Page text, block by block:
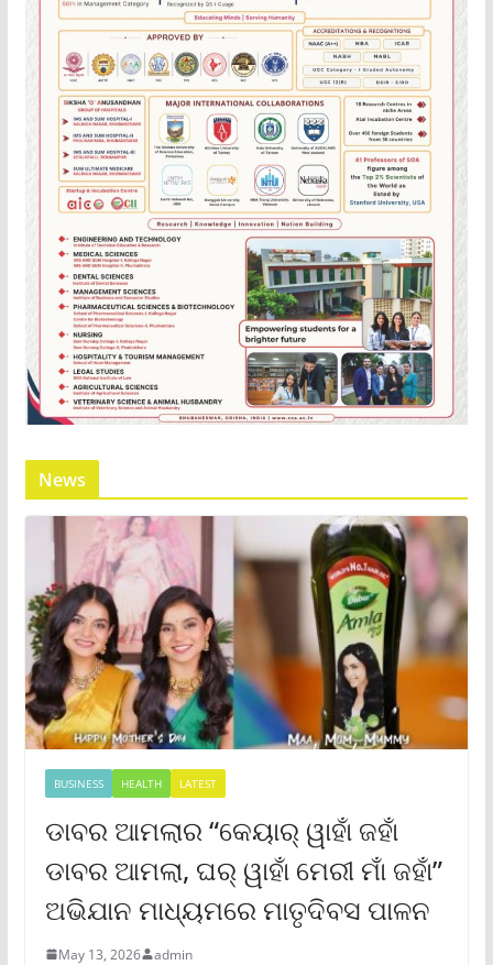
News
BUSINESS HEALTH LATEST
ଡାବର ଆମଲାର “କେୟାର୍ ୱାହାଁ ଜହାଁ
ଡାବର ଆମଲା, ଘର୍ ୱାହାଁ ମେରୀ ମାଁ ଜହାଁ”
ଅଭିଯାନ ମାଧ୍ୟମରେ ମାତୃଦିବସ ପାଳନ
May 13, 2026 admin